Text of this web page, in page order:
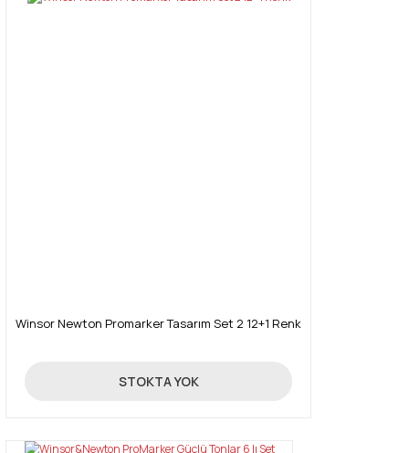
Winsor Newton Promarker Tasarım Set 2 12+1 Renk
214,30 TL
STOKTA YOK